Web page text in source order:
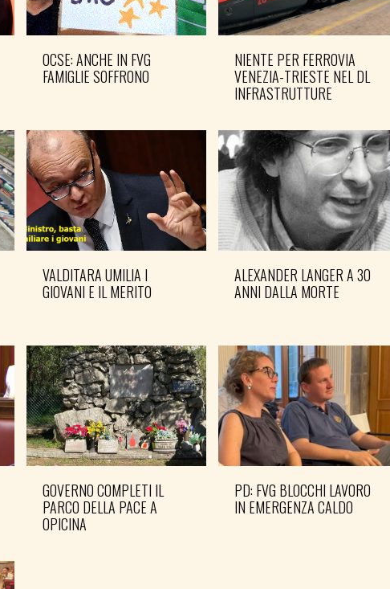
OCSE: ANCHE IN FVG
FAMIGLIE SOFFRONO
NIENTE PER FERROVIA
VENEZIA-TRIESTE NEL DL
INFRASTRUTTURE
VALDITARA UMILIA I
GIOVANI E IL MERITO
ALEXANDER LANGER A 30
ANNI DALLA MORTE
GOVERNO COMPLETI IL
PARCO DELLA PACE A
OPICINA
PD: FVG BLOCCHI LAVORO
IN EMERGENZA CALDO